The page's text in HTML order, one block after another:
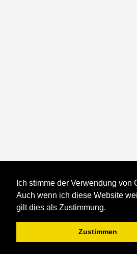
Ich stimme der Verwendung von
Auch wenn ich diese Website
gilt dies als Zustimmung.
Zustimmen